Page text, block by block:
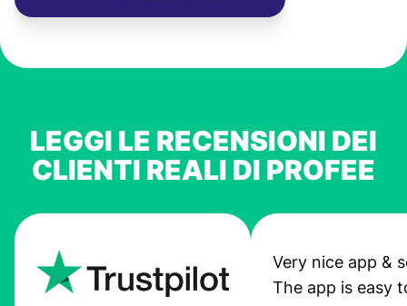
LEGGI LE RECENSIONI DEI
CLIENTI REALI DI PROFEE
Very nice app &
The app is easy